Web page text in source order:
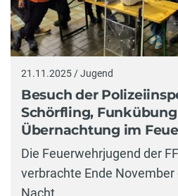
21.11.2025 / Jugend
Besuch der
Schörfling,
Übernachtung im
Die Feuerwehrjugend der
verbrachte Ende
Nacht.